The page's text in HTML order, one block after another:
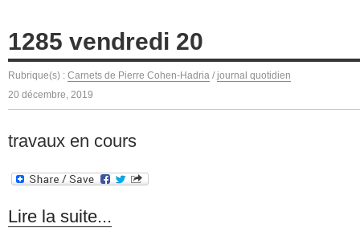
1285 vendredi 20
Rubrique(s) : Carnets de Pierre Cohen-Hadria / journal quotidien
20 décembre, 2019
travaux en cours
Lire la suite...